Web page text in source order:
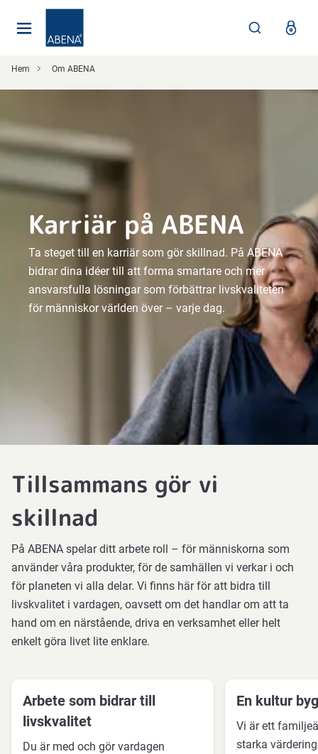
Hem Om ABENA
Karriär på ABENA
Ta steget till en karriär som gör skillnad. På ABENA
bidrar dina idéer till att forma smartare och mer
ansvarsfulla lösningar som förbättrar livskvaliteten
för människor världen över – varje dag.
Tillsammans gör vi
skillnad
På ABENA spelar ditt arbete roll – för människorna som
använder våra produkter, för de samhällen vi verkar i och
för planeten vi alla delar. Vi finns här för att bidra till
livskvalitet i vardagen, oavsett om det handlar om att ta
hand om en närstående, driva en verksamhet eller helt
enkelt göra livet lite enklare.
Arbete som bidrar till
livskvalitet
Du är med och gör vardagen
En kultur
Vi är ett
starka